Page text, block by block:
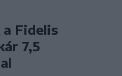
Fidelis
7,5